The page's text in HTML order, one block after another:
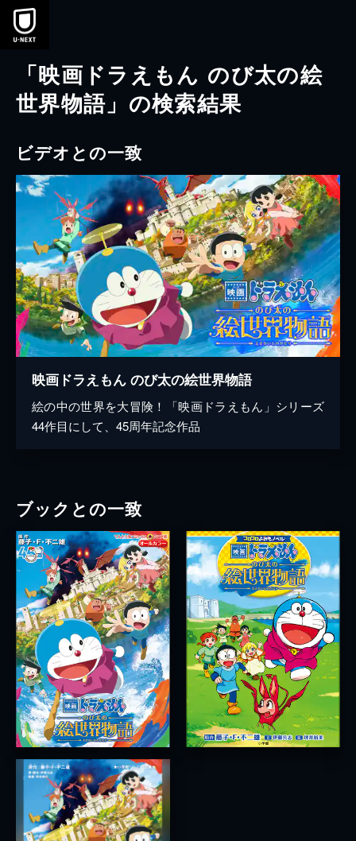
本文へスキップ
「映画ドラえもん のび太の絵
世界物語」の検索結果
ビデオとの一致
映画ドラえもん のび太の絵世界物語
絵の中の世界を大冒険！「映画ドラえもん」シリーズ
44作目にして、45周年記念作品
ブックとの一致